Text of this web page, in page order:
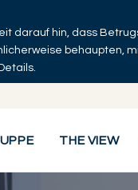
darauf hin, dass
behaupten,
THE VIEW